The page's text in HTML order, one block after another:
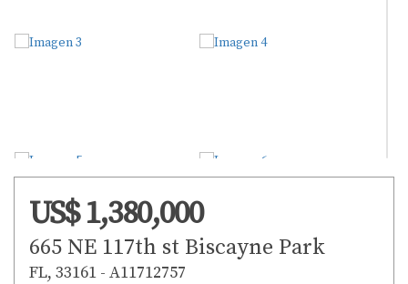
US$ 1,380,000
665 NE 117th st Biscayne Park
FL, 33161 - A11712757